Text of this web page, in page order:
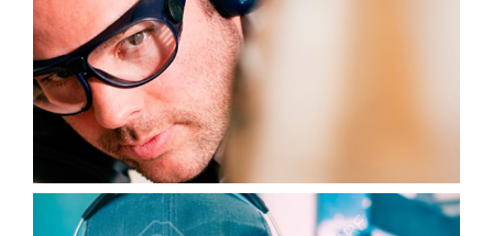
Gafas de sol graduadas
Con antirreflejante por la cara interna